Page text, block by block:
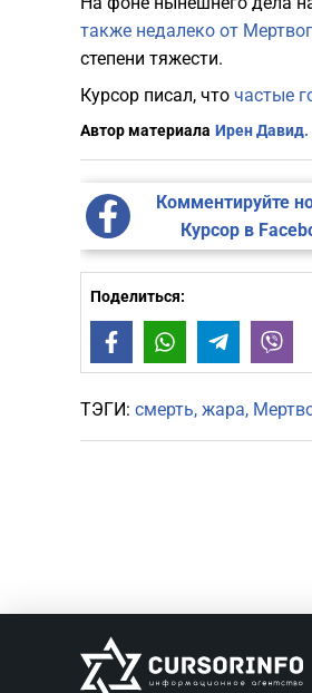
также недалеко от
степени тяжести.
Курсор писал, что частые
Автор материала Ирен Давид.
Комментируйте
Курсор в
Поделиться:
FacebookWhatsAppTelegram
ТЭГИ: смерть жара